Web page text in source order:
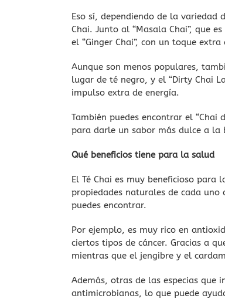
Eso sí, dependiendo de la variedad
Chai. Junto al “Masala Chai”, que
el “Ginger Chai”, con un toque
Aunque son menos populares,
lugar de té negro, y el “Dirty Chai
impulso extra de energía.
También puedes encontrar el “Chai
para darle un sabor más dulce a la
Qué beneficios tiene para la salud
El Té Chai es muy beneficioso
propiedades naturales de cada
puedes encontrar.
Por ejemplo, es muy rico en
ciertos tipos de cáncer. Gracias a
mientras que el jengibre y el
Además, otras de las especias que
antimicrobianas, lo que puede